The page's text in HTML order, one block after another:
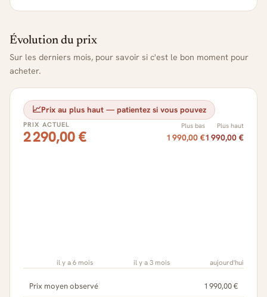
Évolution du prix
Sur les derniers mois, pour savoir si c'est le bon moment pour
acheter.
📈Prix au plus haut — patientez si vous pouvez
PRIX ACTUEL
2 290,00 €
Plus bas
1 990,00 €
Plus haut
1 990,00 €
il y a 6 mois il y a 3 mois aujourd'hui
Prix moyen observé 1 990,00 €